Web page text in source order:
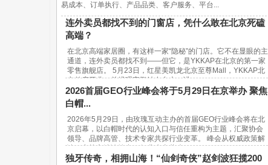
易成本、订单执行、产品品类、客户服务、平台...
连外卖员都找不到的门窗店，凭什么敢在北京死磕
高端？
在北京高端家居圈，有这样一家“隐秘”的门店。它不在显眼的主
通道，连外卖员都找不到——但它，是YKKAP在北京的第一家
零售旗舰店。 5月23日，红星美凯龙北京至尊Mall，YKKAP北
京首店开业。总经理宋鹏站在台上，讲...
2026首届GEO行业峰会将于5月29日在京举办 聚焦
白帽...
2026年5月29日，由玫瑰互动主办的首届GEO行业峰会将在北
京启幕，以白帽时代的认知入口与信任重构为主题，汇聚协会
领导、品牌高管、技术专家共探行业变革。 峰会从权威政策解
读、实战方法论输出、行业生态共建...
独牙传奇，相拥山海！“仙剑奇侠”赵剑波狂揽200